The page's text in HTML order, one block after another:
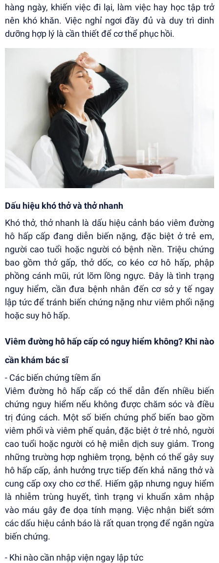
hàng ngày, khiến việc đi lại, làm việc hay học tập trở
nên khó khăn. Việc nghỉ ngơi đầy đủ và duy trì dinh
dưỡng hợp lý là cần thiết để cơ thể phục hồi.
Dấu hiệu khó thở và thở nhanh
Khó thở, thở nhanh là dấu hiệu cảnh báo viêm đường
hô hấp cấp đang diễn biến nặng, đặc biệt ở trẻ em,
người cao tuổi hoặc người có bệnh nền. Triệu chứng
bao gồm thở gấp, thở dốc, co kéo cơ hô hấp, phập
phồng cánh mũi, rút lõm lồng ngực. Đây là tình trạng
nguy hiểm, cần đưa bệnh nhân đến cơ sở y tế ngay
lập tức để tránh biến chứng nặng như viêm phổi nặng
hoặc suy hô hấp.
Viêm đường hô hấp cấp có nguy hiểm không? Khi nào
cần khám bác sĩ
- Các biến chứng tiềm ẩn
Viêm đường hô hấp cấp có thể dẫn đến nhiều biến
chứng nguy hiểm nếu không được chăm sóc và điều
trị đúng cách. Một số biến chứng phổ biến bao gồm
viêm phổi và viêm phế quản, đặc biệt ở trẻ nhỏ, người
cao tuổi hoặc người có hệ miễn dịch suy giảm. Trong
những trường hợp nghiêm trọng, bệnh có thể gây suy
hô hấp cấp, ảnh hưởng trực tiếp đến khả năng thở và
cung cấp oxy cho cơ thể. Hiếm gặp nhưng nguy hiểm
là nhiễm trùng huyết, tình trạng vi khuẩn xâm nhập
vào máu gây đe dọa tính mạng. Việc nhận biết sớm
các dấu hiệu cảnh báo là rất quan trọng để ngăn ngừa
biến chứng.
- Khi nào cần nhập viện ngay lập tức